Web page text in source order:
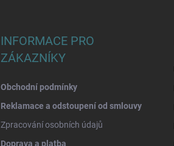
INFORMACE PRO
ZÁKAZNÍKY
Obchodní podmínky
Reklamace a odstoupení od smlouvy
Zpracování osobních údajů
Doprava a platba